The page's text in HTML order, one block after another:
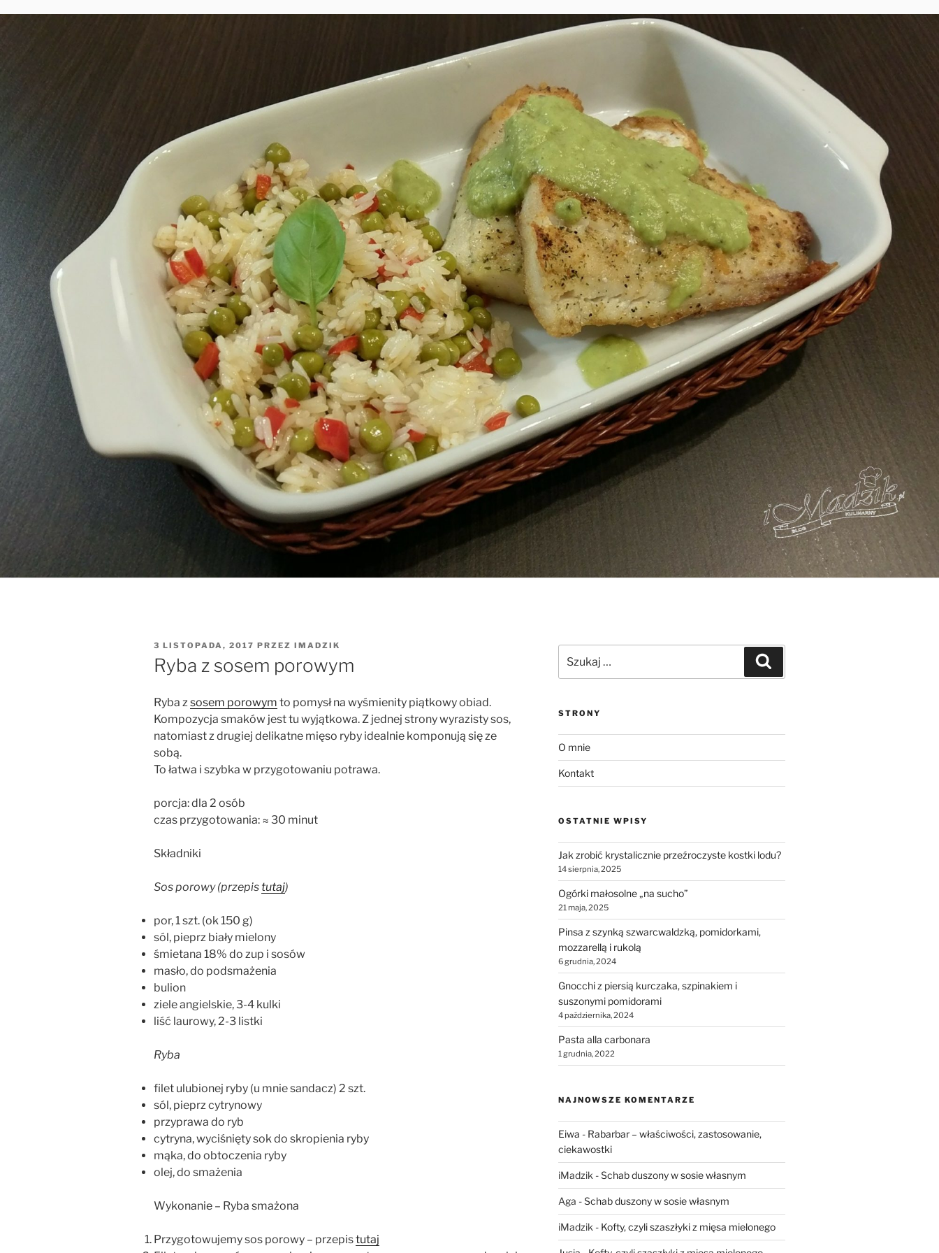
OPUBLIKOWANE
W
3 LISTOPADA, 2017 PRZEZ IMADZIK
Ryba z sosem porowym
Ryba z sosem porowym to pomysł na wyśmienity piątkowy obiad.
Kompozycja smaków jest tu wyjątkowa. Z jednej strony wyrazisty sos,
natomiast z drugiej delikatne mięso ryby idealnie komponują się ze
sobą.
To łatwa i szybka w przygotowaniu potrawa.
porcja: dla 2 osób
czas przygotowania: ≈ 30 minut
Składniki
Sos porowy (przepis tutaj)
por, 1 szt. (ok 150 g)
sól, pieprz biały mielony
śmietana 18% do zup i sosów
masło, do podsmażenia
bulion
ziele angielskie, 3-4 kulki
liść laurowy, 2-3 listki
Ryba
filet ulubionej ryby (u mnie sandacz) 2 szt.
sól, pieprz cytrynowy
przyprawa do ryb
cytryna, wyciśnięty sok do skropienia ryby
mąka, do obtoczenia ryby
olej, do smażenia
Wykonanie – Ryba smażona
Przygotowujemy sos porowy – przepistutaj
STRONY
O mnie
Kontakt
OSTATNIE WPISY
Jak zrobić krystalicznie przeźroczyste kostki lodu?
14 sierpnia, 2025
Ogórki małosolne „na sucho”
21 maja, 2025
Pinsa z szynką szwarcwaldzką, pomidorkami,
mozzarellą i rukolą
6 grudnia, 2024
Gnocchi z piersią kurczaka, szpinakiem i
suszonymi pomidorami
4 października, 2024
Pasta alla carbonara
1 grudnia, 2022
NAJNOWSZE KOMENTARZE
Eiwa - Rabarbar – właściwości, zastosowanie,
ciekawostki
iMadzik -Schab duszony w sosie własnym
Aga -Schab duszony w sosie własnym
iMadzik - Kofty, czyli szaszłyki z mięsa mielonego